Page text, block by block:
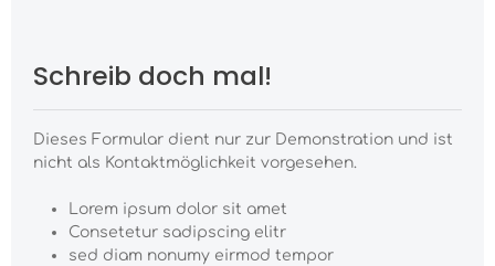
Schreib doch mal!
Dieses Formular dient nur zur Demonstration und ist
nicht als Kontaktmöglichkeit vorgesehen.
Lorem ipsum dolor sit amet
Consetetur sadipscing elitr
sed diam nonumy eirmod tempor